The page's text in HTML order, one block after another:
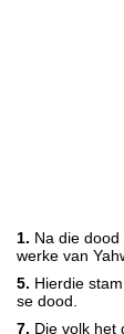
1. Na die
werke van
5. Hierdie
se dood.
7. Die volk het